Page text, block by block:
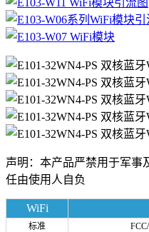
声明：本产品严禁用于军事
任由使用人自负
WiFi
标准